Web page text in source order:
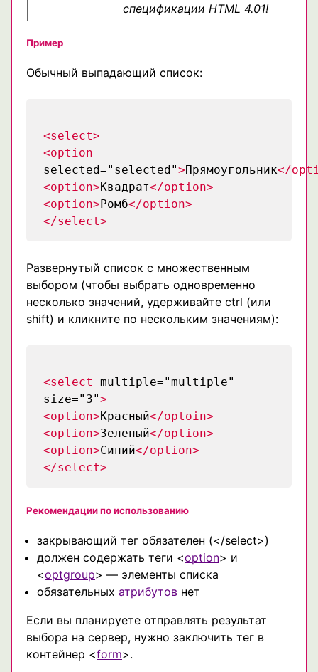
спецификации HTML 4.01!
Пример
Обычный выпадающий список:
<select>
<option
selected="selected">Прямоугольник</
<option>Квадрат</option>
<option>Ромб</option>
</select>
Развернутый список с множественным
выбором (чтобы выбрать одновременно
несколько значений, удерживайте ctrl (или
shift) и кликните по нескольким значениям):
<select
multiple="multiple"
size="3">
<option>Красный</optoin>
<option>Зеленый</option>
<option>Синий</option>
</select>
Рекомендации по использованию
закрывающий тег обязателен (</select>)
должен содержать теги <option> и
<optgroup> — элементы списка
обязательных атрибутов нет
Если вы планируете отправлять результат
выбора на сервер, нужно заключить тег в
контейнер <form>.